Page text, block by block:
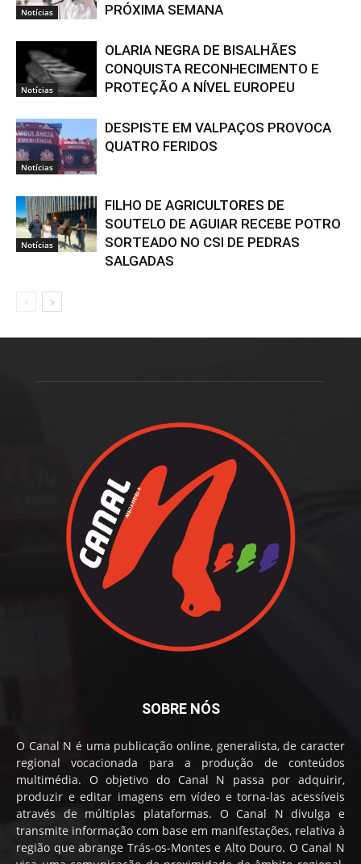
Notícias
PRÓXIMA SEMANA
Notícias
OLARIA NEGRA DE BISALHÃES
CONQUISTA RECONHECIMENTO E
PROTEÇÃO A NÍVEL EUROPEU
Notícias
DESPISTE EM VALPAÇOS PROVOCA
QUATRO FERIDOS
Notícias
FILHO DE AGRICULTORES DE
SOUTELO DE AGUIAR RECEBE POTRO
SORTEADO NO CSI DE PEDRAS
SALGADAS
SOBRE NÓS
O Canal N é uma publicação online, generalista, de caracter
regional vocacionada para a produção de conteúdos
multimédia. O objetivo do Canal N passa por adquirir,
produzir e editar imagens em vídeo e torna-las acessíveis
através de múltiplas plataformas. O Canal N divulga e
transmite informação com base em manifestações, relativa à
região que abrange Trás-os-Montes e Alto Douro. O Canal N